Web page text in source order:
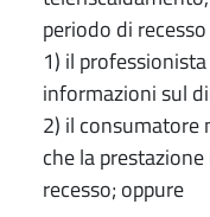
periodo di
1) il
informazioni sul
2) il consumatore
che la
recesso; oppure